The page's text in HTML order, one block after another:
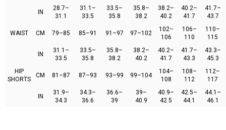
IN
28.7–
31.1
31.1–
33.5
33.5–
35.8
35.8–
38.2
38.2–
40.2
40.2–
41.7
41.7–
43.7
WAIST CM 79–85 85–91 91–97 97–102
102–
106
106–
110
110–
115
IN
31.1–
33.5
33.5–
35.8
35.8–
38.2
38.2–
40.2
40.2–
41.7
41.7–
43.3
43.3–
45.3
HIP
SHORTS
CM 81–87 87–93 93–99 99–104
104–
108
108–
112
112–
117
IN
31.9–
34.3
34.3–
36.6
36.6–
39
39–
40.9
40.9–
42.5
42.5–
44.1
44.1–
46.1